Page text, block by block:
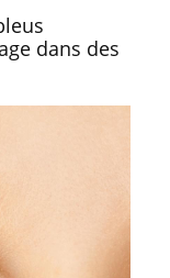
dans des